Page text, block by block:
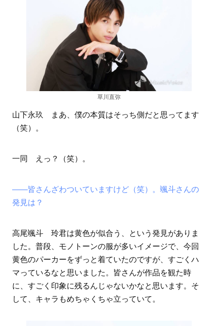
草川直弥
山下永玖 まあ、僕の本質はそっち側だと思ってます
（笑）。
一同 えっ？（笑）。
――皆さんざわついていますけど（笑）。颯斗さんの
発見は？
高尾颯斗 玲君は黄色が似合う、という発見がありま
した。普段、モノトーンの服が多いイメージで、今回
黄色のパーカーをずっと着ていたのですが、すごくハ
マっているなと思いました。皆さんが作品を観た時
に、すごく印象に残るんじゃないかなと思います。そ
して、キャラもめちゃくちゃ立っていて。